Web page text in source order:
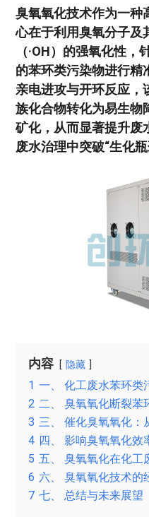
臭氧氧化技术作为一种
心在于利用臭氧分子及
（·OH）的强氧化性
的苯环类污染物进行精
亲电进攻与开环反应，
族化合物转化为易生物
矿化，从而显著提升废
废水治理中突破“生化
内容 隐藏
1 一、 化工废水苯环类
2 二、 臭氧氧化断裂苯
3 三、 催化臭氧氧化：
4 四、 影响臭氧氧化效
5 五、 臭氧氧化在化工
6 六、 臭氧氧化技术的
7 七、 总结与未来展望